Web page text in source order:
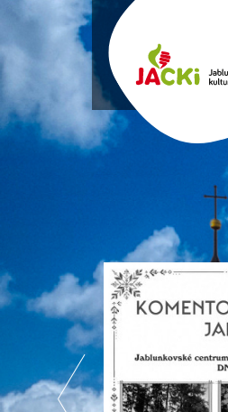
VSTUPENKY